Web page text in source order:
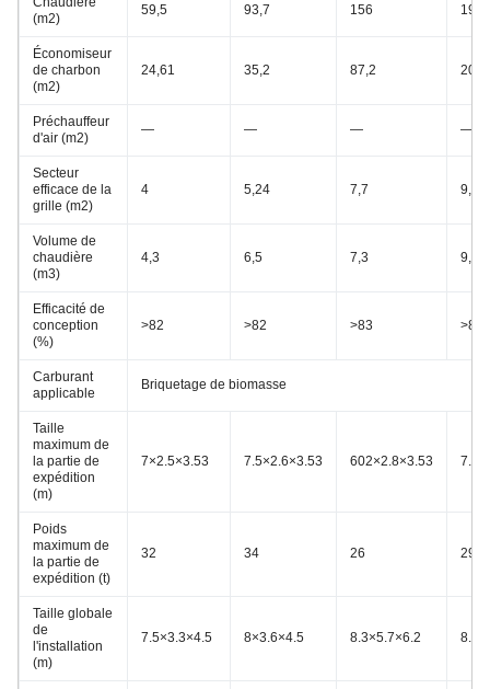
(m2)
59,5 93,7 156
Économiseur
de charbon
(m2)
24,61 35,2 87,2
Préchauffeur
d'air (m2)
— — — —
Secteur
efficace de la
grille (m2)
4 5,24 7,7 9,4
Volume de
chaudière
(m3)
4,3 6,5 7,3 9,6
Efficacité de
conception
(%)
>82 >82 >83 >83
Carburant
applicable
Briquetage de biomasse
Taille
maximum de
la partie de
expédition
(m)
7×2.5×3.53 7.5×2.6×3.53 602×2.8×3.53
Poids
maximum de
la partie de
expédition (t)
32 34 26 29
Taille globale
de
l'installation
(m)
7.5×3.3×4.5 8×3.6×4.5 8.3×5.7×6.2